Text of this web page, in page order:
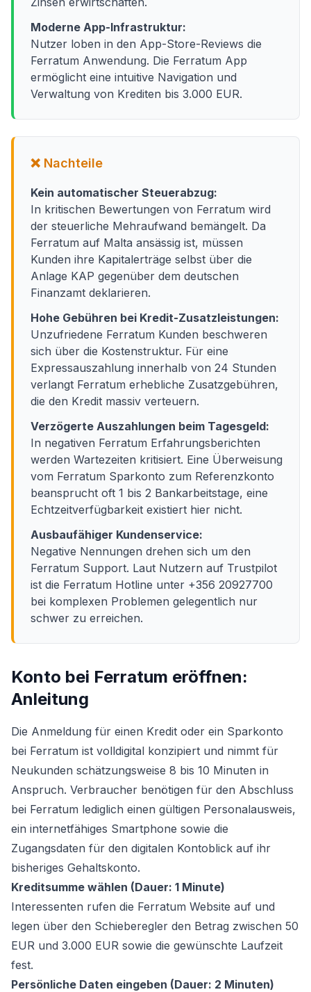
Moderne App-Infrastruktur:
Nutzer loben in den App-Store-Reviews die
Ferratum Anwendung. Die Ferratum App
ermöglicht eine intuitive Navigation und
Verwaltung von Krediten bis 3.000 EUR.
❌ Nachteile
Kein automatischer Steuerabzug:
In kritischen Bewertungen von Ferratum wird
der steuerliche Mehraufwand bemängelt. Da
Ferratum auf Malta ansässig ist, müssen
Kunden ihre Kapitalerträge selbst über die
Anlage KAP gegenüber dem deutschen
Finanzamt deklarieren.
Hohe Gebühren bei Kredit-Zusatzleistungen:
Unzufriedene Ferratum Kunden beschweren
sich über die Kostenstruktur. Für eine
Expressauszahlung innerhalb von 24 Stunden
verlangt Ferratum erhebliche Zusatzgebühren,
die den Kredit massiv verteuern.
Verzögerte Auszahlungen beim Tagesgeld:
In negativen Ferratum Erfahrungsberichten
werden Wartezeiten kritisiert. Eine Überweisung
vom Ferratum Sparkonto zum Referenzkonto
beansprucht oft 1 bis 2 Bankarbeitstage, eine
Echtzeitverfügbarkeit existiert hier nicht.
Ausbaufähiger Kundenservice:
Negative Nennungen drehen sich um den
Ferratum Support. Laut Nutzern auf Trustpilot
ist die Ferratum Hotline unter +356 20927700
bei komplexen Problemen gelegentlich nur
schwer zu erreichen.
Konto bei Ferratum eröffnen:
Anleitung
Die Anmeldung für einen Kredit oder ein Sparkonto
bei Ferratum ist volldigital konzipiert und nimmt für
Neukunden schätzungsweise 8 bis 10 Minuten in
Anspruch. Verbraucher benötigen für den Abschluss
bei Ferratum lediglich einen gültigen Personalausweis,
ein internetfähiges Smartphone sowie die
Zugangsdaten für den digitalen Kontoblick auf ihr
bisheriges Gehaltskonto.
Kreditsumme wählen (Dauer: 1 Minute)
Interessenten rufen die Ferratum Website auf und
legen über den Schieberegler den Betrag zwischen 50
EUR und 3.000 EUR sowie die gewünschte Laufzeit
fest.
Persönliche Daten eingeben (Dauer: 2 Minuten)